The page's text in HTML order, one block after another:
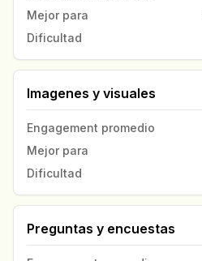
Mejor para
Dificultad
Imagenes y visuales
Engagement promedio
Mejor para
Dificultad
Preguntas y encuestas